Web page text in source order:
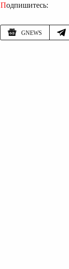
Подпишитесь:
GNEWS